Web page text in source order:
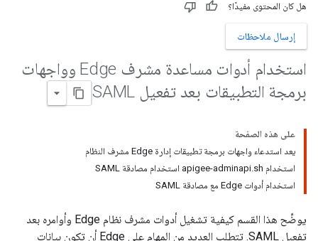
هل كان المحتوى مفيدًا؟
إرسال ملاحظات
استخدام أدوات مساعدة مشرف Edge وواجهات
برمجة التطبيقات بعد تفعيل SAML
على هذه الصفحة
يعد استدعاء واجهات برمجة تطبيقات إدارة Edge مشرف النظام
استخدام apigee-adminapi.sh استخدام مصادقة SAML
استخدام أدوات Edge مع مصادقة SAML
يوضِّح هذا القسم كيفية تشغيل أدوات مشرف نظام Edge وأوامره بعد
تفعيل SAML. تتطلب العديد من المهام على Edge أن تكون بيانات